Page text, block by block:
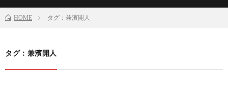
HOME タグ：兼濱開人
タグ：兼濱開人